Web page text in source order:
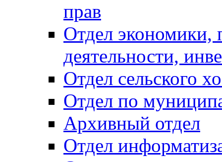
прав
Отдел экономики,
деятельности,
Отдел сельского
Отдел по
Архивный отдел
Отдел